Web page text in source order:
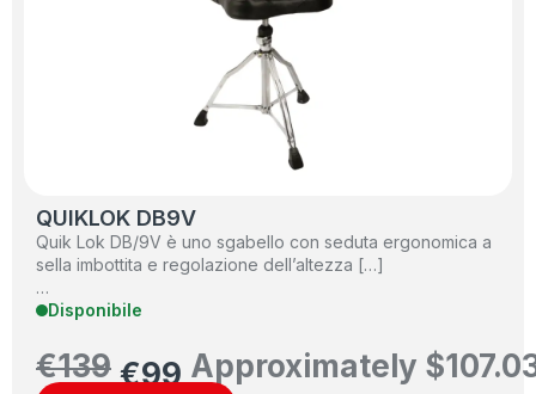
QUIKLOK DB9V
Quik Lok DB/9V è uno sgabello con seduta ergonomica a
sella imbottita e regolazione dell’altezza […]
…
Disponibile
€139 €99 Approximately $